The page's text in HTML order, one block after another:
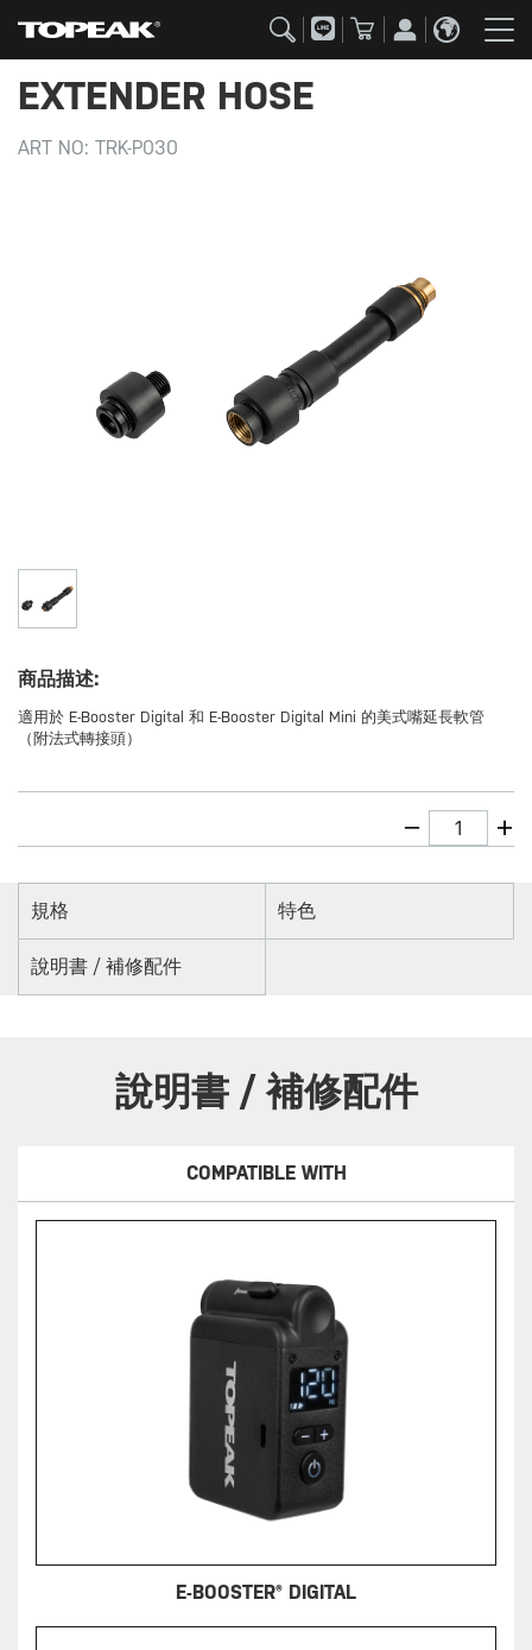
EXTENDER HOSE
ART NO: TRK-P030
商品描述:
適用於 E-Booster Digital 和 E-Booster Digital Mini 的美式嘴延長軟管
（附法式轉接頭）
規格 特色
說明書 / 補修配件
說明書 / 補修配件
COMPATIBLE WITH
E-BOOSTER® DIGITAL